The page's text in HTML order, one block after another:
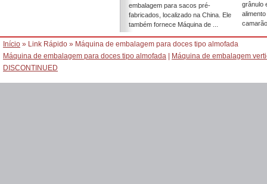
embalagem para sacos pré-
fabricados, localizado na China. Ele
também fornece Máquina de ...
grânulo
Início » Link Rápido » Máquina de embalagem para doces tipo almofada
Máquina de embalagem para doces tipo almofada
Máquina de embalagem
DISCONTINUED